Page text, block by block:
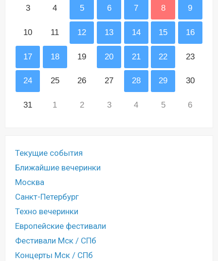
3 4 5 6 7 8 9
10 11 12 13 14 15 16
17 18 19 20 21 22 23
24 25 26 27 28 29 30
31 1 2 3 4 5 6
Текущие события
Ближайшие вечеринки
Москва
Санкт-Петербург
Техно вечеринки
Европейские фестивали
Фестивали Мск / СПб
Концерты Мск / СПб